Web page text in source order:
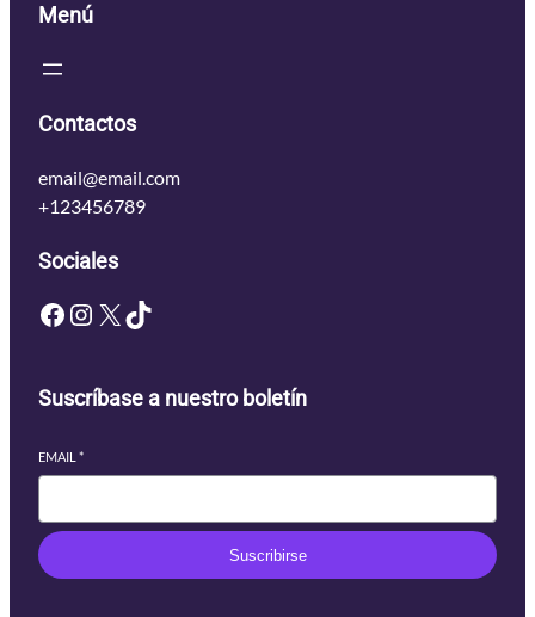
Menú
Contactos
email@email.com
+123456789
Sociales
Facebook Instagram X TikTok
Suscríbase a nuestro boletín
EMAIL *
Suscribirse